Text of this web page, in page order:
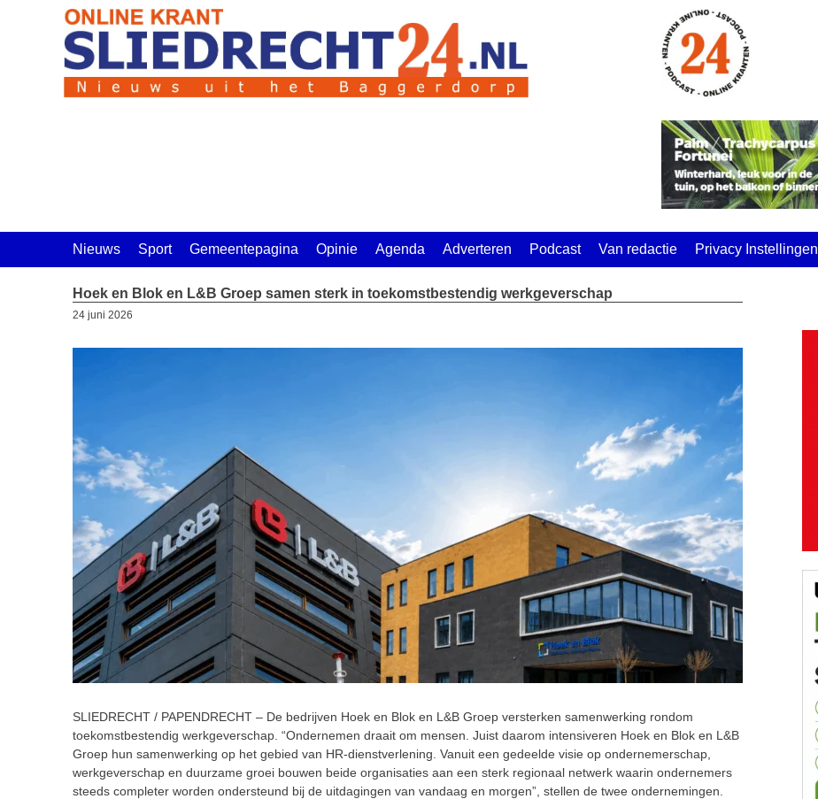
Nieuws Sport Gemeentepagina Opinie Agenda Adverteren Podcast Van redactie Privacy Instellingen
Hoek en Blok en L&B Groep samen sterk in toekomstbestendig werkgeverschap
24 juni 2026
SLIEDRECHT / PAPENDRECHT – De bedrijven Hoek en Blok en L&B Groep versterken samenwerking rondom
toekomstbestendig werkgeverschap. “Ondernemen draait om mensen. Juist daarom intensiveren Hoek en Blok en L&B
Groep hun samenwerking op het gebied van HR-dienstverlening. Vanuit een gedeelde visie op ondernemerschap,
werkgeverschap en duurzame groei bouwen beide organisaties aan een sterk regionaal netwerk waarin ondernemers
steeds completer worden ondersteund bij de uitdagingen van vandaag en morgen”, stellen de twee ondernemingen.